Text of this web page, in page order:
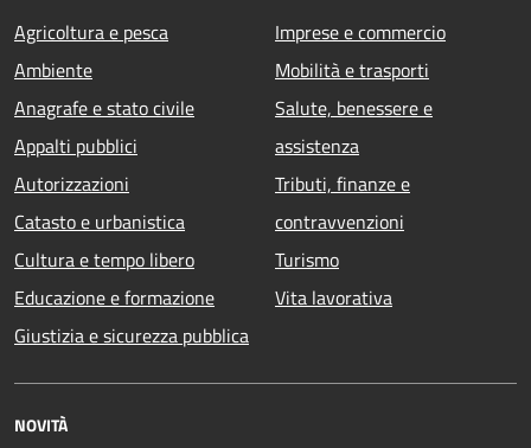
Agricoltura e pesca
Ambiente
Anagrafe e stato civile
Appalti pubblici
Autorizzazioni
Catasto e urbanistica
Cultura e tempo libero
Educazione e formazione
Giustizia e sicurezza pubblica
Imprese e commercio
Mobilità e trasporti
Salute, benessere e
assistenza
Tributi, finanze e
contravvenzioni
Turismo
Vita lavorativa
NOVITÀ